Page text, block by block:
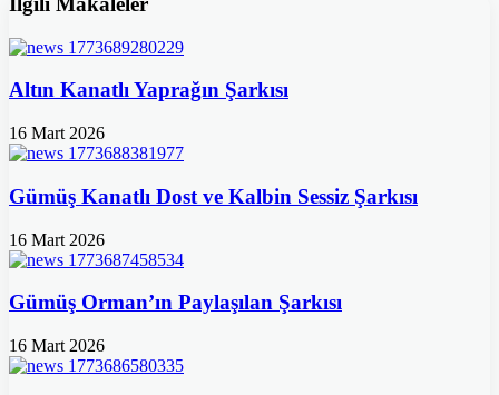
Altın Kanatlı Yaprağın Şarkısı
16 Mart 2026
Gümüş Kanatlı Dost ve Kalbin Sessiz Şarkısı
16 Mart 2026
Gümüş Orman’ın Paylaşılan Şarkısı
16 Mart 2026